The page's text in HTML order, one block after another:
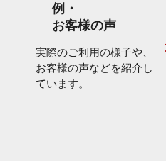
例・
お客様の声
実際のご利用の様子や、
お客様の声などを紹介し
ています。